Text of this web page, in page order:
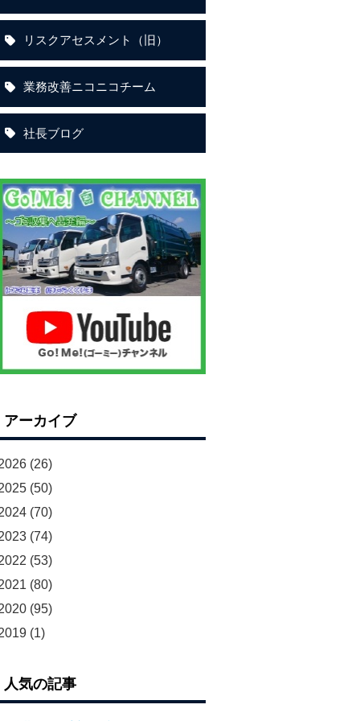
リスクアセスメント（旧）
業務改善ニコニコチーム
社長ブログ
アーカイブ
(26)
(50)
(70)
(74)
(53)
(80)
(95)
(1)
人気の記事